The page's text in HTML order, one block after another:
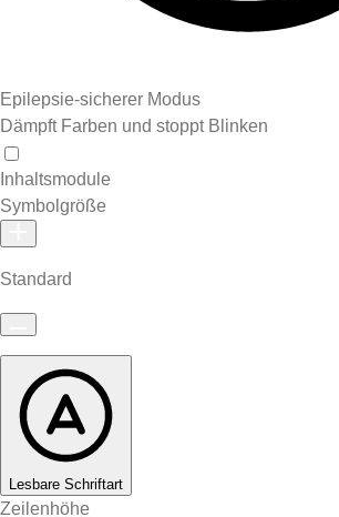
Epilepsie-sicherer Modus
Dämpft Farben und stoppt Blinken
Inhaltsmodule
Symbolgröße
Standard
Lesbare Schriftart
Zeilenhöhe